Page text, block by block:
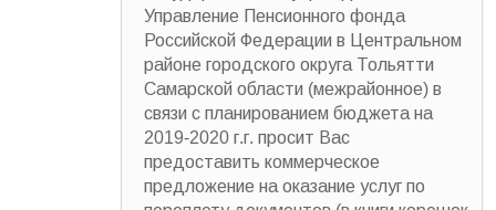
Управление Пенсионного фонда
Российской Федерации в Центральном
районе городского округа Тольятти
Самарской области (межрайонное) в
связи с планированием бюджета на
2019-2020 г.г. просит Вас
предоставить коммерческое
предложение на оказание услуг по